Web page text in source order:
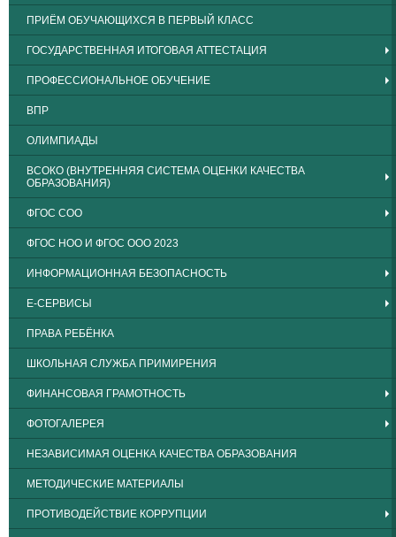
ПРИЁМ ОБУЧАЮЩИХСЯ В ПЕРВЫЙ КЛАСС
ГОСУДАРСТВЕННАЯ ИТОГОВАЯ АТТЕСТАЦИЯ
ПРОФЕССИОНАЛЬНОЕ ОБУЧЕНИЕ
ВПР
ОЛИМПИАДЫ
ВСОКО (ВНУТРЕННЯЯ СИСТЕМА ОЦЕНКИ КАЧЕСТВА
ОБРАЗОВАНИЯ)
ФГОС СОО
ФГОС НОО И ФГОС ООО 2023
ИНФОРМАЦИОННАЯ БЕЗОПАСНОСТЬ
Е-СЕРВИСЫ
ПРАВА РЕБЁНКА
ШКОЛЬНАЯ СЛУЖБА ПРИМИРЕНИЯ
ФИНАНСОВАЯ ГРАМОТНОСТЬ
ФОТОГАЛЕРЕЯ
НЕЗАВИСИМАЯ ОЦЕНКА КАЧЕСТВА ОБРАЗОВАНИЯ
МЕТОДИЧЕСКИЕ МАТЕРИАЛЫ
ПРОТИВОДЕЙСТВИЕ КОРРУПЦИИ